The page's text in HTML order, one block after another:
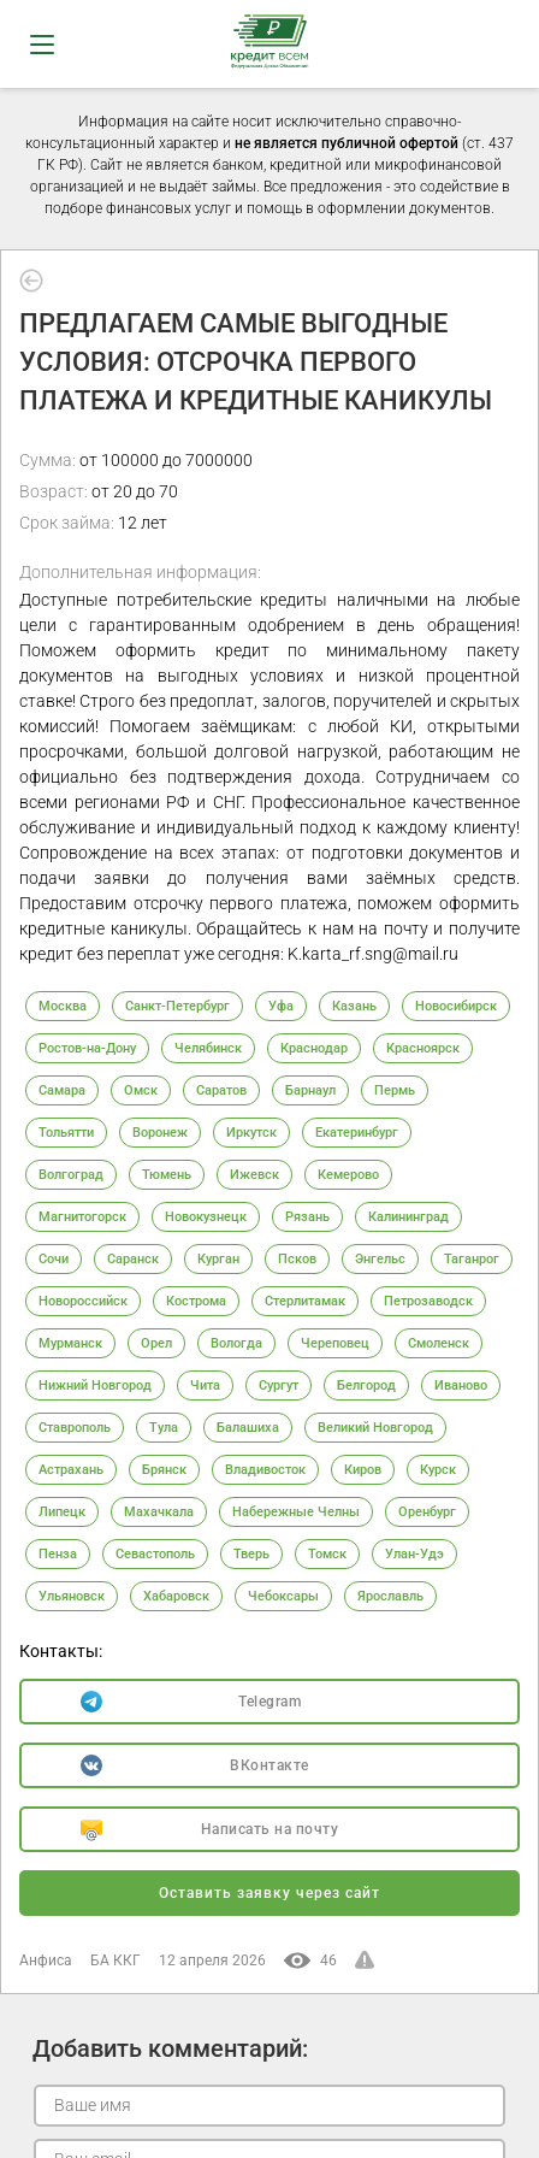
Информация на сайте носит исключительно справочно-
консультационный характер и не является публичной офертой (ст. 437
ГК РФ). Сайт не является банком, кредитной или микрофинансовой
организацией и не выдаёт займы. Все предложения - это содействие в
подборе финансовых услуг и помощь в оформлении документов.
ПРЕДЛАГАЕМ САМЫЕ ВЫГОДНЫЕ
УСЛОВИЯ: ОТСРОЧКА ПЕРВОГО
ПЛАТЕЖА И КРЕДИТНЫЕ КАНИКУЛЫ
Сумма: от 100000 до 7000000
Возраст: от 20 до 70
Срок займа: 12 лет
Дополнительная информация:
Доступные потребительские кредиты наличными на любые
цели с гарантированным одобрением в день обращения!
Поможем оформить кредит по минимальному пакету
документов на выгодных условиях и низкой процентной
ставке! Строго без предоплат, залогов, поручителей и скрытых
комиссий! Помогаем заёмщикам: с любой КИ, открытыми
просрочками, большой долговой нагрузкой, работающим не
официально без подтверждения дохода. Сотрудничаем со
всеми регионами РФ и СНГ. Профессиональное качественное
обслуживание и индивидуальный подход к каждому клиенту!
Сопровождение на всех этапах: от подготовки документов и
подачи заявки до получения вами заёмных средств.
Предоставим отсрочку первого платежа, поможем оформить
кредитные каникулы. Обращайтесь к нам на почту и получите
кредит без переплат уже сегодня: K.karta_rf.sng@mail.ru
Москва Санкт-Петербург Уфа Казань Новосибирск
Ростов-на-Дону Челябинск Краснодар Красноярск
Самара Омск Саратов Барнаул Пермь
Тольятти Воронеж Иркутск Екатеринбург
Волгоград Тюмень Ижевск Кемерово
Магнитогорск Новокузнецк Рязань Калининград
Сочи Саранск Курган Псков Энгельс Таганрог
Новороссийск Кострома Стерлитамак Петрозаводск
Мурманск Орел Вологда Череповец Смоленск
Нижний Новгород Чита Сургут Белгород Иваново
Ставрополь Тула Балашиха Великий Новгород
Астрахань Брянск Владивосток Киров Курск
Липецк Махачкала Набережные Челны Оренбург
Пенза Севастополь Тверь Томск Улан-Удэ
Ульяновск Хабаровск Чебоксары Ярославль
Контакты:
Telegram
ВКонтакте
Написать на почту
Оставить заявку через сайт
Анфиса БА ККГ 12 апреля 2026 46
Добавить комментарий: